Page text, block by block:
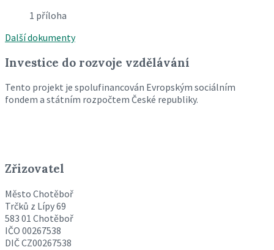
1 příloha
Další dokumenty
Investice do rozvoje vzdělávání
Tento projekt je spolufinancován Evropským sociálním
fondem a státním rozpočtem České republiky.
Zřizovatel
Město Chotěboř
Trčků z Lípy 69
583 01 Chotěboř
IČO 00267538
DIČ CZ00267538